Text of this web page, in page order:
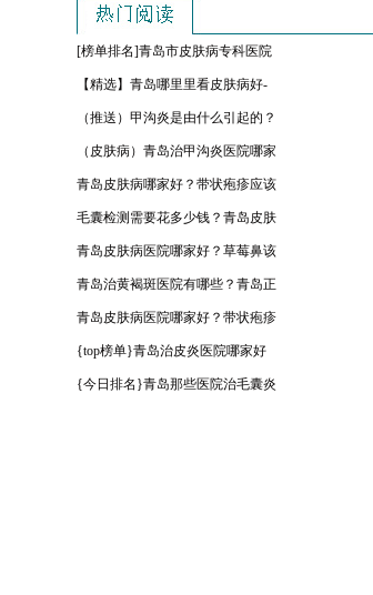
[榜单排名]青岛市皮肤病专科医院
【精选】青岛哪里里看皮肤病好-
（推送）甲沟炎是由什么引起的？
（皮肤病）青岛治甲沟炎医院哪家
青岛皮肤病哪家好？带状疱疹应该
毛囊检测需要花多少钱？青岛皮肤
青岛皮肤病医院哪家好？草莓鼻该
青岛治黄褐斑医院有哪些？青岛正
青岛皮肤病医院哪家好？带状疱疹
{top榜单}青岛治皮炎医院哪家好
{今日排名}青岛那些医院治毛囊炎